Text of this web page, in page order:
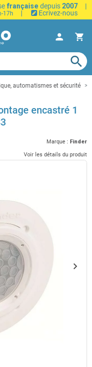
française depuis 2007
|
17h | Ecrivez-nous
person shopping_cart
search
automatismes et sécurité
encastré 1
Marque : Finder
Voir les détails du produit
keyboard_arrow_right